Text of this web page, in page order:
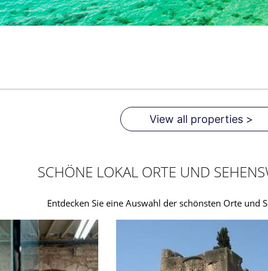
View all properties >
SCHÖNE LOKAL ORTE UND
Entdecken Sie eine Auswahl der schönsten Orte und